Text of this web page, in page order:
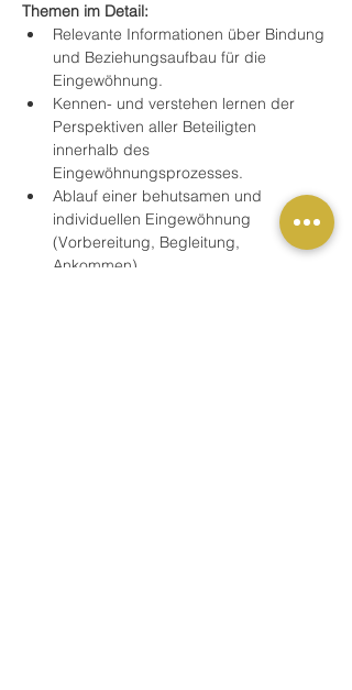
Themen im Detail:
Relevante Informationen über Bindung
und Beziehungsaufbau für die
Eingewöhnung.
Kennen- und verstehen lernen der
Perspektiven aller Beteiligten
innerhalb des
Eingewöhnungsprozesses.
Ablauf einer behutsamen und
individuellen Eingewöhnung
(Vorbereitung, Begleitung,
Ankommen).